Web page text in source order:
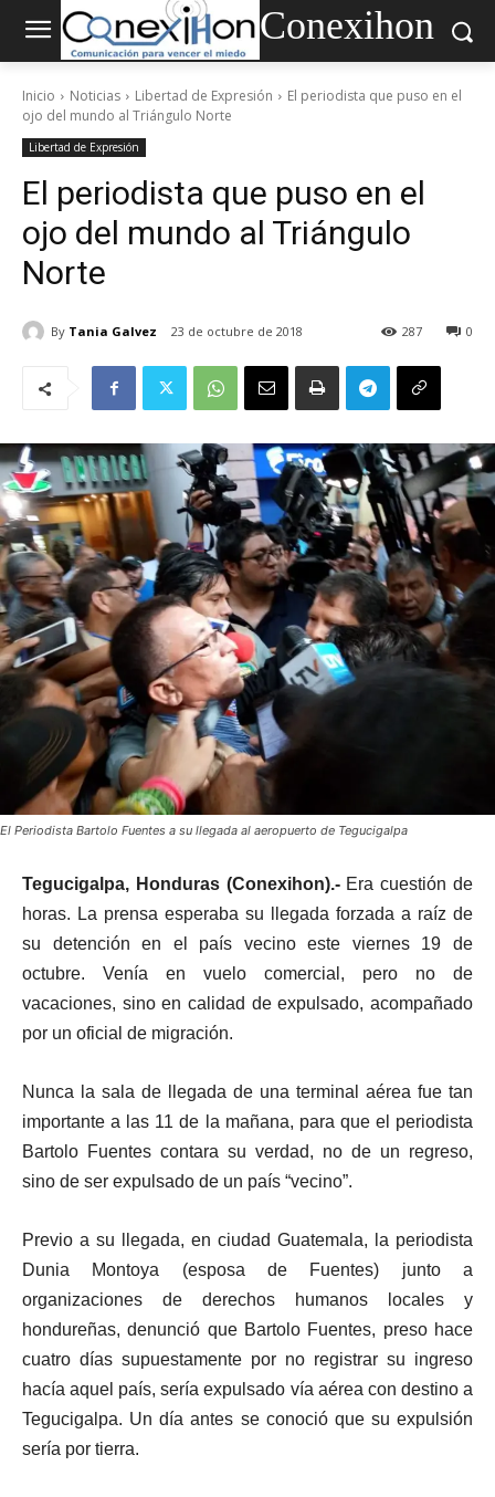
Conexihon
Inicio Noticias Libertad de Expresión
El periodista que puso en el
ojo del mundo al Triángulo Norte
Libertad de Expresión
El periodista que puso en el
ojo del mundo al Triángulo
Norte
By Tania Galvez 23 de octubre de 2018 0
287
El Periodista Bartolo Fuentes a su llegada al aeropuerto de Tegucigalpa
Tegucigalpa, Honduras (Conexihon).-Era cuestión de
horas. La prensa esperaba su llegada forzada a raíz de
su detención en el país vecino este viernes 19 de
octubre. Venía en vuelo comercial, pero no de
vacaciones, sino en calidad de expulsado, acompañado
por un oficial de migración.
Nunca la sala de llegada de una terminal aérea fue tan
importante a las 11 de la mañana, para que el periodista
Bartolo Fuentes contara su verdad, no de un regreso,
sino de ser expulsado de un país “vecino”.
Previo a su llegada, en ciudad Guatemala, la periodista
Dunia Montoya (esposa de Fuentes) junto a
organizaciones de derechos humanos locales y
hondureñas, denunció que Bartolo Fuentes, preso hace
cuatro días supuestamente por no registrar su ingreso
hacía aquel país, sería expulsado vía aérea con destino a
Tegucigalpa. Un día antes se conoció que su expulsión
sería por tierra.